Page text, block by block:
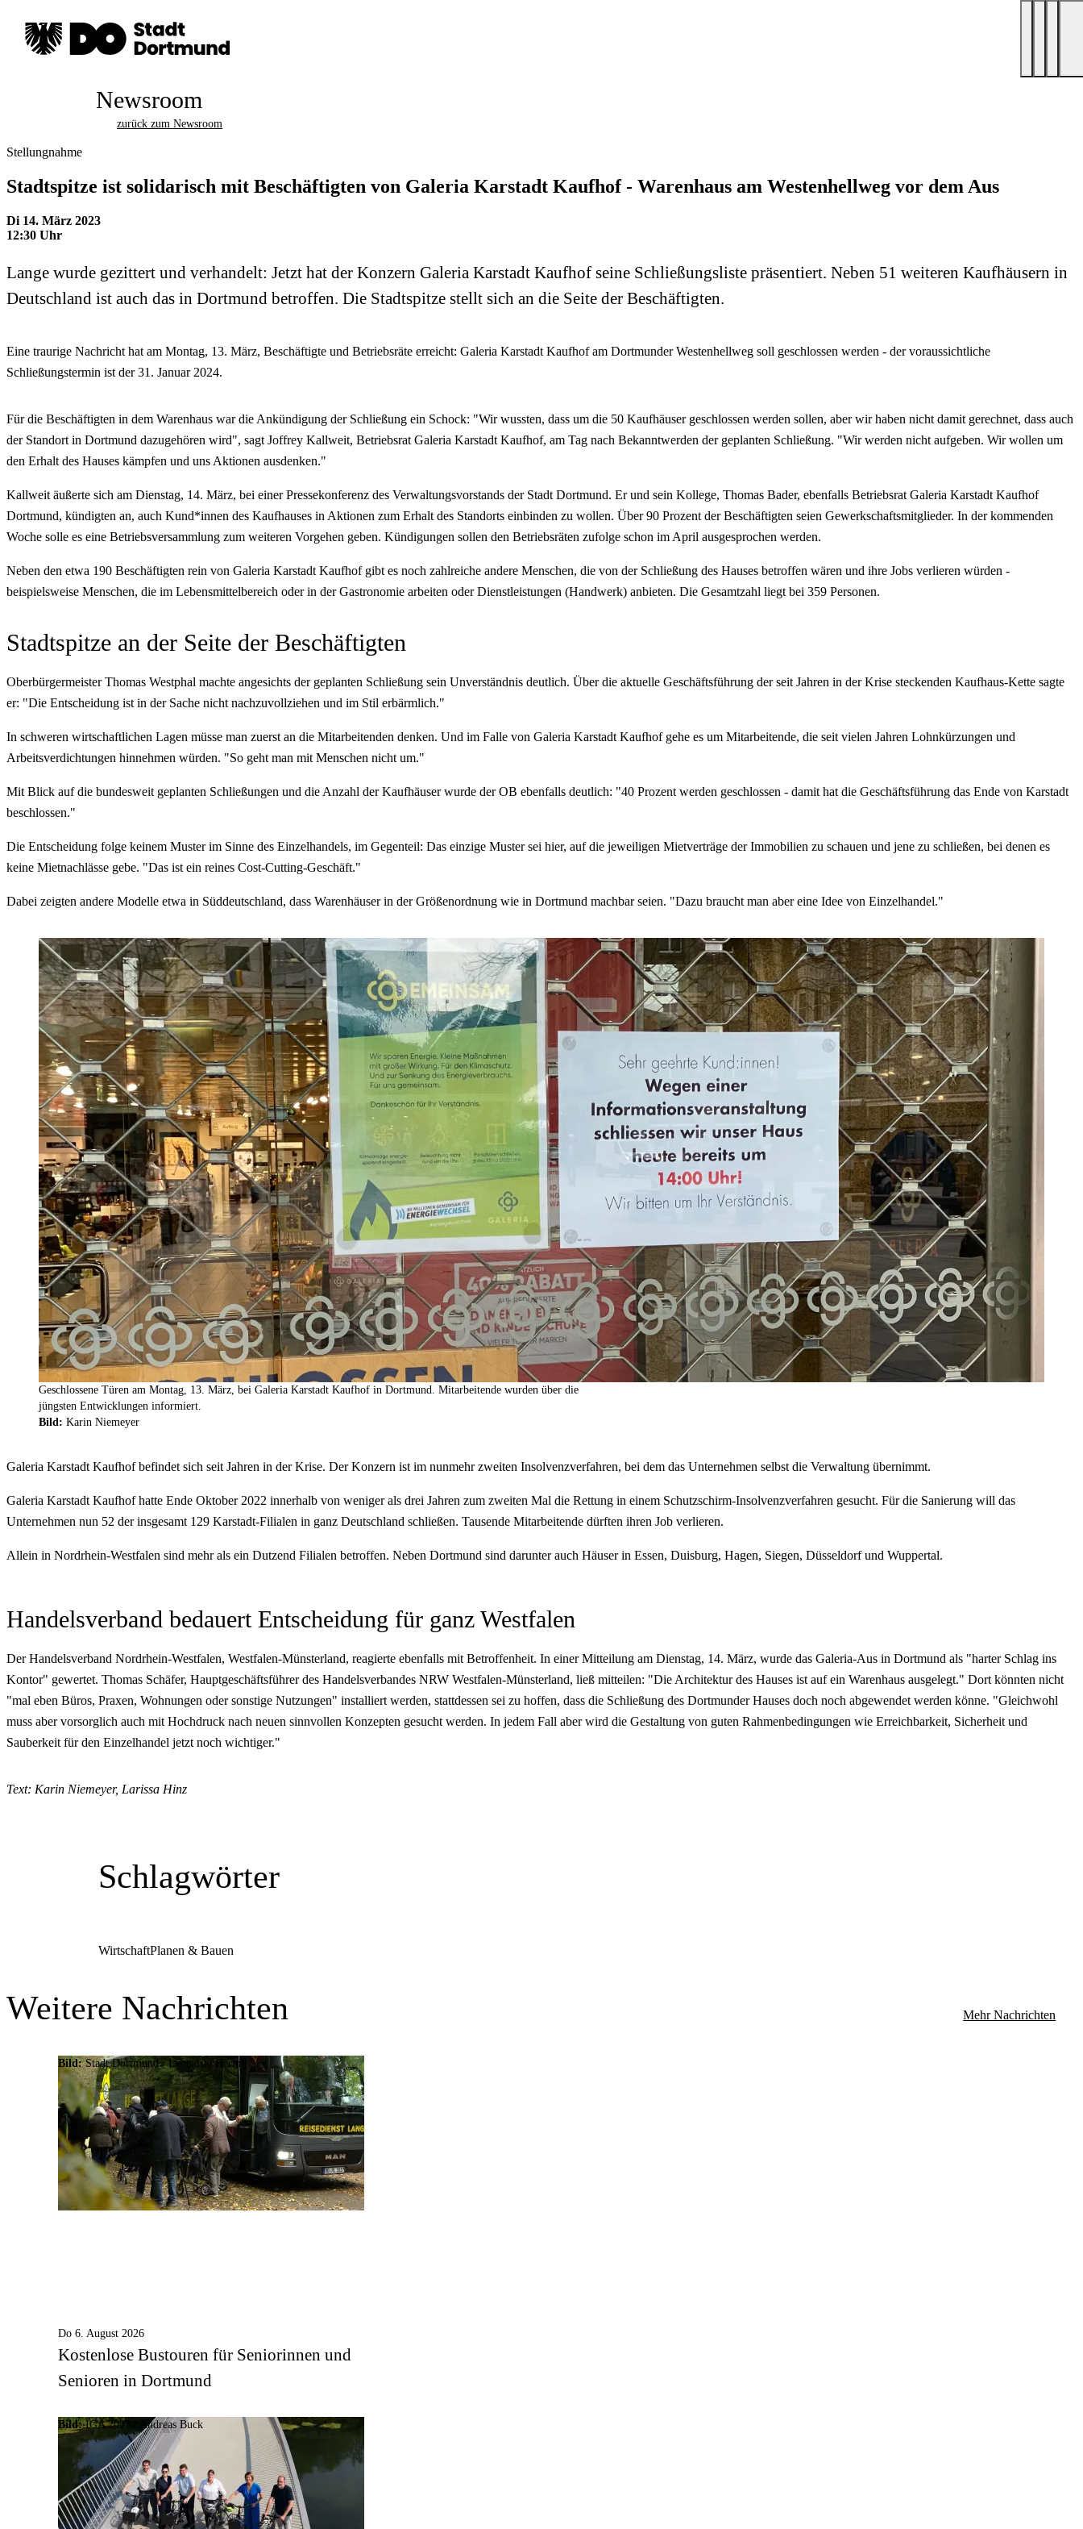
Newsroom
zurück zum Newsroom
Stellungnahme
Stadtspitze ist solidarisch mit Beschäftigten von Galeria Karstadt Kaufhof - Warenhaus am Westenhellweg vor dem Aus
Di 14. März 2023
12:30 Uhr
Lange wurde gezittert und verhandelt: Jetzt hat der Konzern Galeria Karstadt Kaufhof seine Schließungsliste präsentiert. Neben 51 weiteren Kaufhäusern in
Deutschland ist auch das in Dortmund betroffen. Die Stadtspitze stellt sich an die Seite der Beschäftigten.
Eine traurige Nachricht hat am Montag, 13. März, Beschäftigte und Betriebsräte erreicht: Galeria Karstadt Kaufhof am Dortmunder Westenhellweg soll geschlossen werden - der voraussichtliche
Schließungstermin ist der 31. Januar 2024.
Für die Beschäftigten in dem Warenhaus war die Ankündigung der Schließung ein Schock: "Wir wussten, dass um die 50 Kaufhäuser geschlossen werden sollen, aber wir haben nicht damit gerechnet, dass auch
der Standort in Dortmund dazugehören wird", sagt Joffrey Kallweit, Betriebsrat Galeria Karstadt Kaufhof, am Tag nach Bekanntwerden der geplanten Schließung. "Wir werden nicht aufgeben. Wir wollen um
den Erhalt des Hauses kämpfen und uns Aktionen ausdenken."
Kallweit äußerte sich am Dienstag, 14. März, bei einer Pressekonferenz des Verwaltungsvorstands der Stadt Dortmund. Er und sein Kollege, Thomas Bader, ebenfalls Betriebsrat Galeria Karstadt Kaufhof
Dortmund, kündigten an, auch Kund*innen des Kaufhauses in Aktionen zum Erhalt des Standorts einbinden zu wollen. Über 90 Prozent der Beschäftigten seien Gewerkschaftsmitglieder. In der kommenden
Woche solle es eine Betriebsversammlung zum weiteren Vorgehen geben. Kündigungen sollen den Betriebsräten zufolge schon im April ausgesprochen werden.
Neben den etwa 190 Beschäftigten rein von Galeria Karstadt Kaufhof gibt es noch zahlreiche andere Menschen, die von der Schließung des Hauses betroffen wären und ihre Jobs verlieren würden -
beispielsweise Menschen, die im Lebensmittelbereich oder in der Gastronomie arbeiten oder Dienstleistungen (Handwerk) anbieten. Die Gesamtzahl liegt bei 359 Personen.
Stadtspitze an der Seite der Beschäftigten
Oberbürgermeister Thomas Westphal machte angesichts der geplanten Schließung sein Unverständnis deutlich. Über die aktuelle Geschäftsführung der seit Jahren in der Krise steckenden Kaufhaus-Kette sagte
er: "Die Entscheidung ist in der Sache nicht nachzuvollziehen und im Stil erbärmlich."
In schweren wirtschaftlichen Lagen müsse man zuerst an die Mitarbeitenden denken. Und im Falle von Galeria Karstadt Kaufhof gehe es um Mitarbeitende, die seit vielen Jahren Lohnkürzungen und
Arbeitsverdichtungen hinnehmen würden. "So geht man mit Menschen nicht um."
Mit Blick auf die bundesweit geplanten Schließungen und die Anzahl der Kaufhäuser wurde der OB ebenfalls deutlich: "40 Prozent werden geschlossen - damit hat die Geschäftsführung das Ende von Karstadt
beschlossen."
Die Entscheidung folge keinem Muster im Sinne des Einzelhandels, im Gegenteil: Das einzige Muster sei hier, auf die jeweiligen Mietverträge der Immobilien zu schauen und jene zu schließen, bei denen es
keine Mietnachlässe gebe. "Das ist ein reines Cost-Cutting-Geschäft."
Dabei zeigten andere Modelle etwa in Süddeutschland, dass Warenhäuser in der Größenordnung wie in Dortmund machbar seien. "Dazu braucht man aber eine Idee von Einzelhandel."
Geschlossene Türen am Montag, 13. März, bei Galeria Karstadt Kaufhof in Dortmund. Mitarbeitende wurden über die
jüngsten Entwicklungen informiert.
Bild: Karin Niemeyer
Galeria Karstadt Kaufhof befindet sich seit Jahren in der Krise. Der Konzern ist im nunmehr zweiten Insolvenzverfahren, bei dem das Unternehmen selbst die Verwaltung übernimmt.
Galeria Karstadt Kaufhof hatte Ende Oktober 2022 innerhalb von weniger als drei Jahren zum zweiten Mal die Rettung in einem Schutzschirm-Insolvenzverfahren gesucht. Für die Sanierung will das
Unternehmen nun 52 der insgesamt 129 Karstadt-Filialen in ganz Deutschland schließen. Tausende Mitarbeitende dürften ihren Job verlieren.
Allein in Nordrhein-Westfalen sind mehr als ein Dutzend Filialen betroffen. Neben Dortmund sind darunter auch Häuser in Essen, Duisburg, Hagen, Siegen, Düsseldorf und Wuppertal.
Handelsverband bedauert Entscheidung für ganz Westfalen
Der Handelsverband Nordrhein-Westfalen, Westfalen-Münsterland, reagierte ebenfalls mit Betroffenheit. In einer Mitteilung am Dienstag, 14. März, wurde das Galeria-Aus in Dortmund als "harter Schlag ins
Kontor" gewertet. Thomas Schäfer, Hauptgeschäftsführer des Handelsverbandes NRW Westfalen-Münsterland, ließ mitteilen: "Die Architektur des Hauses ist auf ein Warenhaus ausgelegt." Dort könnten nicht
"mal eben Büros, Praxen, Wohnungen oder sonstige Nutzungen" installiert werden, stattdessen sei zu hoffen, dass die Schließung des Dortmunder Hauses doch noch abgewendet werden könne. "Gleichwohl
muss aber vorsorglich auch mit Hochdruck nach neuen sinnvollen Konzepten gesucht werden. In jedem Fall aber wird die Gestaltung von guten Rahmenbedingungen wie Erreichbarkeit, Sicherheit und
Sauberkeit für den Einzelhandel jetzt noch wichtiger."
Text: Karin Niemeyer, Larissa Hinz
Schlagwörter
WirtschaftPlanen & Bauen
Weitere Nachrichten Mehr Nachrichten
Bild: Stadt Dortmund / Leonardo Hering
Do 6. August 2026
Kostenlose Bustouren für Seniorinnen und
Senioren in Dortmund
Bild: IGA 2027 / Andreas Buck